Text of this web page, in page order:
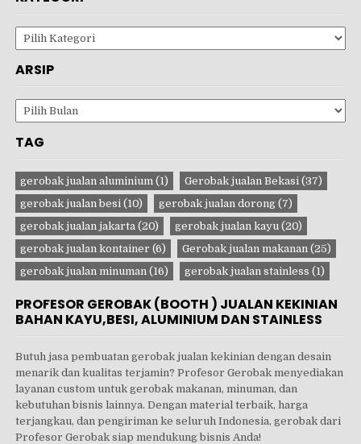
Kategori
ARSIP
Arsip
TAG
gerobak jualan aluminium (1) Gerobak jualan Bekasi (37)
gerobak jualan besi (10) gerobak jualan dorong (7)
gerobak jualan jakarta (20) gerobak jualan kayu (20)
gerobak jualan kontainer (6) Gerobak jualan makanan (25)
gerobak jualan minuman (16) gerobak jualan stainless (1)
PROFESOR GEROBAK (BOOTH ) JUALAN KEKINIAN
BAHAN KAYU,BESI, ALUMINIUM DAN STAINLESS
Butuh jasa pembuatan gerobak jualan kekinian dengan desain
menarik dan kualitas terjamin? Profesor Gerobak menyediakan
layanan custom untuk gerobak makanan, minuman, dan
kebutuhan bisnis lainnya. Dengan material terbaik, harga
terjangkau, dan pengiriman ke seluruh Indonesia, gerobak dari
Profesor Gerobak siap mendukung bisnis Anda!